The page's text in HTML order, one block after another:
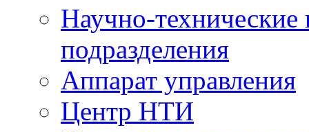
Научно-технические
подразделения
Аппарат управления
Центр НТИ